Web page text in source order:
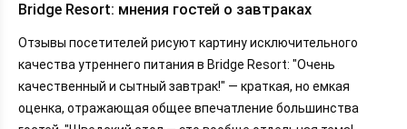
Bridge Resort: мнения гостей о завтраках
Отзывы посетителей рисуют картину исключительного
качества утреннего питания в Bridge Resort: "Очень
качественный и сытный завтрак!" — краткая, но емкая
оценка, отражающая общее впечатление большинства